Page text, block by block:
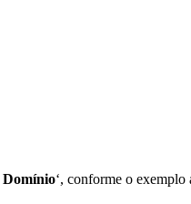
Domínio‘, conforme o exemplo